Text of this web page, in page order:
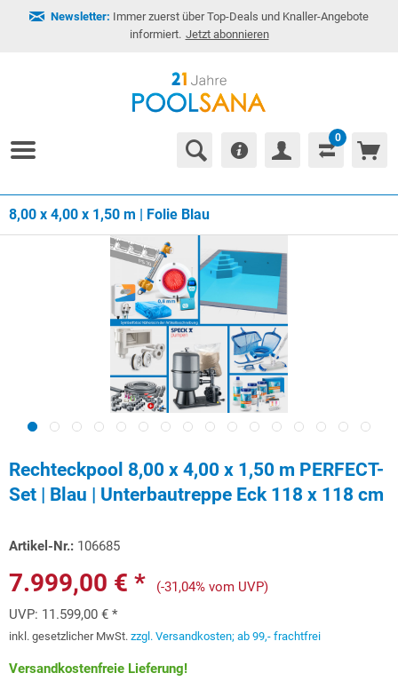
Newsletter: Immer zuerst über Top-Deals und Knaller-Angebote
informiert. Jetzt abonnieren
0
8,00 x 4,00 x 1,50 m | Folie Blau
Rechteckpool 8,00 x 4,00 x 1,50 m PERFECT-
Set | Blau | Unterbautreppe Eck 118 x 118 cm
Artikel-Nr.: 106685
7.999,00 € *
(-31,04% vom UVP)
UVP: 11.599,00 € *
inkl. gesetzlicher MwSt. zzgl. Versandkosten; ab 99,- frachtfrei
Versandkostenfreie Lieferung!